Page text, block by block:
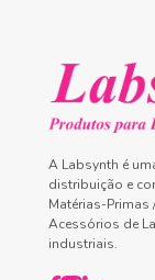
A Labsynth é
distribuição e
Matérias-
Acessórios de
industriais.